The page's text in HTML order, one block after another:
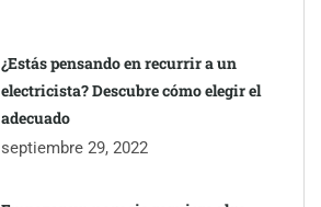
¿Estás pensando en recurrir a un
electricista? Descubre cómo elegir el
adecuado
septiembre 29, 2022